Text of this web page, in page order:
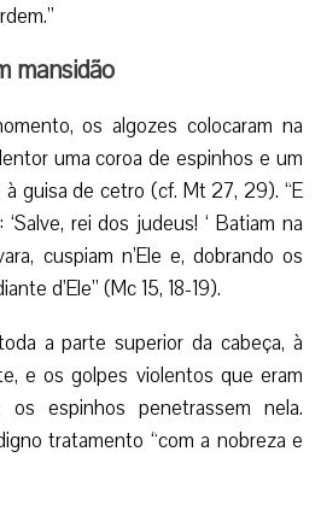
mansidão
os algozes colocaram na
uma coroa de espinhos e um
guisa de cetro (cf. Mt 27, 29). “E
rei dos judeus! ‘ Batiam na
cuspiam n’Ele e, dobrando os
d’Ele” (Mc 15, 18-19).
a parte superior da cabeça, à
e os golpes violentos que eram
os espinhos penetrassem nela.
tratamento “com a nobreza e